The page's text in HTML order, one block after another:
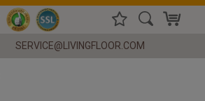
SERVICE@LIVINGFLOOR.COM